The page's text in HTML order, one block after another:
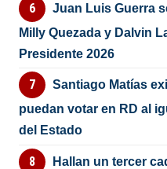
Juan Luis Guerra
Milly Quezada y Dalvin
Presidente 2026
Santiago Matías
puedan votar en RD al
del Estado
Hallan un tercer